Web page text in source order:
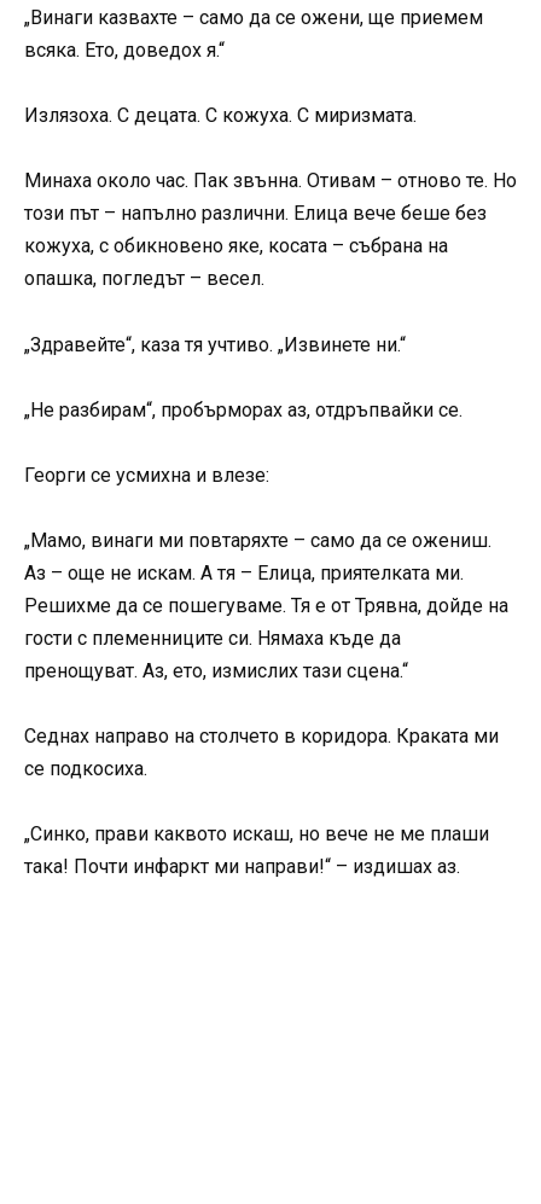
„Винаги казвахте – само да се ожени, ще приемем
всяка. Ето, доведох я.“
Излязоха. С децата. С кожуха. С миризмата.
Минаха около час. Пак звънна. Отивам – отново те. Но
този път – напълно различни. Елица вече беше без
кожуха, с обикновено яке, косата – събрана на
опашка, погледът – весел.
„Здравейте“, каза тя учтиво. „Извинете ни.“
„Не разбирам“, пробърморах аз, отдръпвайки се.
Георги се усмихна и влезе:
„Мамо, винаги ми повтаряхте – само да се ожениш.
Аз – още не искам. А тя – Елица, приятелката ми.
Решихме да се пошегуваме. Тя е от Трявна, дойде на
гости с племенниците си. Нямаха къде да
пренощуват. Аз, ето, измислих тази сцена.“
Седнах направо на столчето в коридора. Краката ми
се подкосиха.
„Синко, прави каквото искаш, но вече не ме плаши
така! Почти инфаркт ми направи!“ – издишах аз.